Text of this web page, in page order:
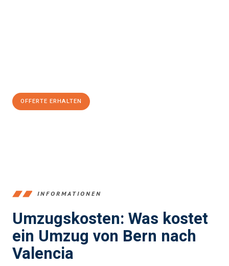
OFFERTE ERHALTEN
INFORMATIONEN
Umzugskosten: Was kostet
ein Umzug von Bern nach
Valencia